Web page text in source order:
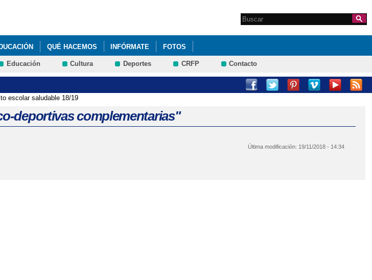
Formulario de
Search this site
QUÉ HACEMOS INFÓRMATE FOTOS
Educación Cultura Deportes CRFP Contacto
escolar saludable 18/19
deportivas complementarias"
Última modificación: 19/11/2018 - 14:34